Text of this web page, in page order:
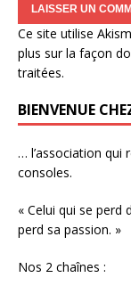
Ce site utilise
plus sur la façon
traitées.
BIENVENUE
… l’association qui
consoles.
« Celui qui se perd
perd sa passion. »
Nos 2 chaînes :